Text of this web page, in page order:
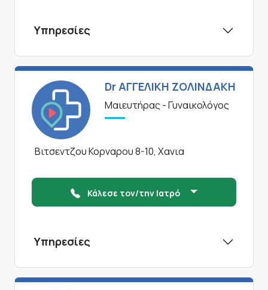
Υπηρεσίες
Dr ΑΓΓΕΛΙΚΗ ΖΟΛΙΝΔΑΚΗ
Μαιευτήρας - Γυναικολόγος
Βιτσεντζου Κορναρου 8-10, Χανια
Κάλεσε τον/την Ιατρό
Υπηρεσίες